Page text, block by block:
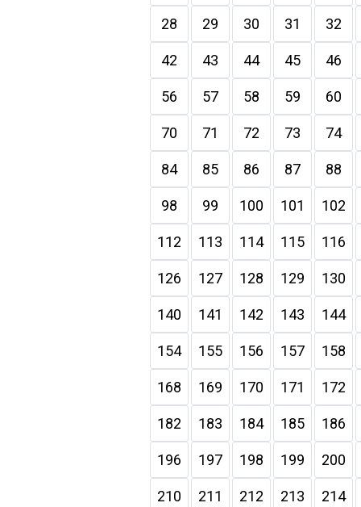
28 29 30 31 32
42 43 44 45 46
56 57 58 59 60
70 71 72 73 74
84 85 86 87 88
98 99 100 101 102
112 113 114 115 116
126 127 128 129 130
140 141 142 143 144
154 155 156 157 158
168 169 170 171 172
182 183 184 185 186
196 197 198 199 200
210 211 212 213 214